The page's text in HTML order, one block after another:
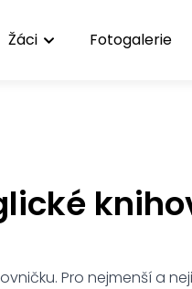
Žáci Fotogalerie
Pro nejmenší a